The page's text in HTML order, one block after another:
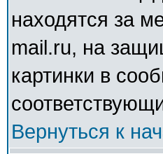
находятся за
mail.ru, на
картинки в
Вернуться к